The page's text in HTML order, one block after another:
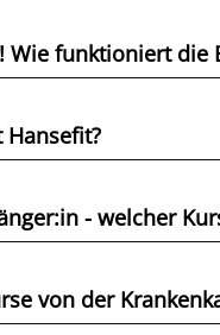
Wie funktioniert die
- welcher
von der